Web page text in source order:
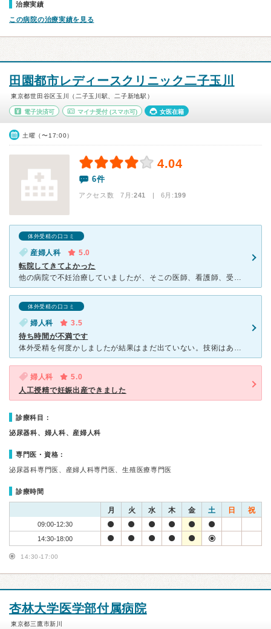
治療実績
この病院の治療実績を見る
田園都市レディースクリニック二子玉川
東京都世田谷区玉川（二子玉川駅、二子新地駅）
電子決済可 マイナ受付(スマホ可) 女医在籍
土曜（〜17:00）
4.04
6件
アクセス数 7月:241 | 6月:199
体外受精の口コミ
産婦人科
5.0
転院してきてよかった
他の病院で不妊治療していましたが、そこの医師、看護師、受付の対応に不信感を覚え、転院しました。 こちらでは医師はスピーディながらも明確な説明をしてくださり、こちらの質問にもしっかり答えてくださいまし
体外受精の口コミ
婦人科
3.5
待ち時間が不満です
体外受精を何度かしましたが結果はまだ出ていない。技術はあると思うが、誰もがすぐに授かるわけではないです。人気のクリニックなので待ち時間が長いのは仕方ないが、朝イチの予約が取れて早く受付しても、後から受
婦人科
5.0
人工授精で妊娠出産できました
診療科目：
泌尿器科、婦人科、産婦人科
専門医・資格：
泌尿器科専門医、産婦人科専門医、生殖医療専門医
診療時間
月 火 水 木 金 土 日 祝
09:00-12:30
14:30-18:00
14:30-17:00
杏林大学医学部付属病院
東京都三鷹市新川